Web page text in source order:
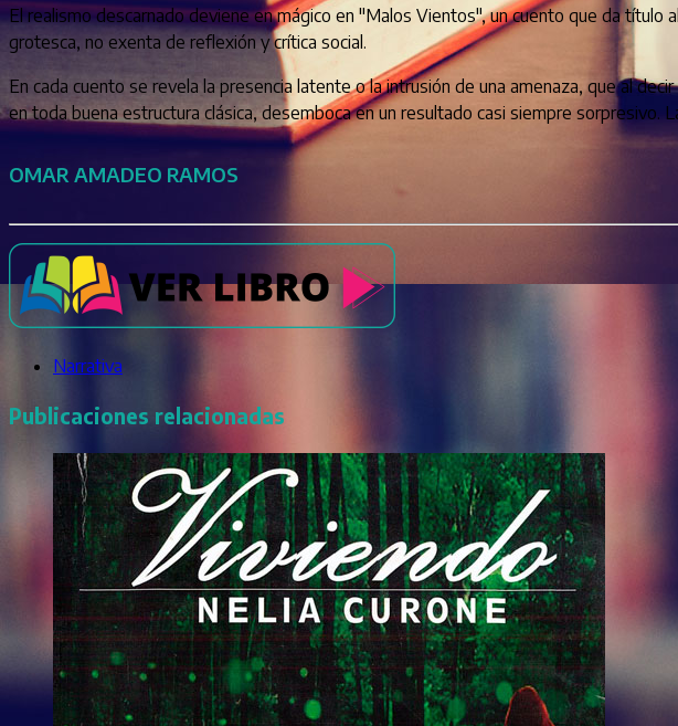
El realismo descarnado deviene en mágico en "Malos Vientos", un cuento que da
grotesca, no exenta de reflexión y crítica social.
En cada cuento se revela la presencia latente o la intrusión de una amenaza, que al
en toda buena estructura clásica, desemboca en un resultado casi siempre
OMAR AMADEO RAMOS
Narrativa
Publicaciones relacionadas